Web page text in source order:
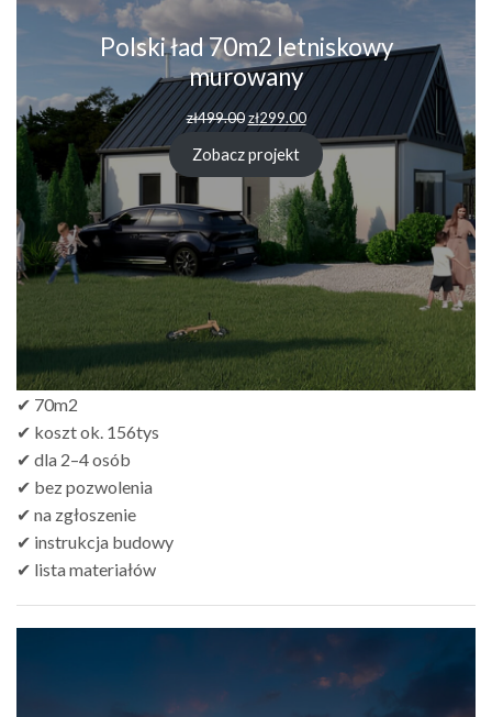
Polski ład 70m2 letniskowy
murowany
zł499.00Pierwotna
cena
wynosiła:
zł499.00.
zł299.00Aktualna
cena
wynosi:
zł299.00.
Zobacz projekt
✔ 70m2
✔ koszt ok. 156tys
✔ dla 2–4 osób
✔ bez pozwolenia
✔ na zgłoszenie
✔ instrukcja budowy
✔ lista materiałów